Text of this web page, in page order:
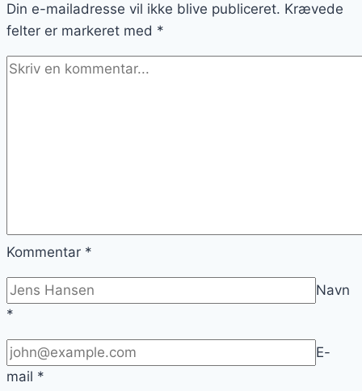
Din e-mailadresse vil ikke blive publiceret. Krævede
felter er markeret med *
Kommentar *
Navn
*
E-
mail *